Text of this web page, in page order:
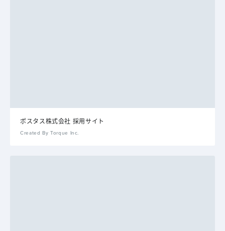
ポスタス株式会社 採用サイト
Created By Torque Inc.